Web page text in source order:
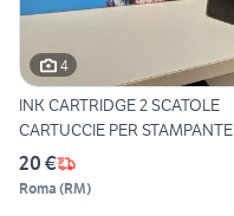
4
INK CARTRIDGE 2 SCATOLE
CARTUCCIE PER STAMPANTE
20 €
Roma (RM)